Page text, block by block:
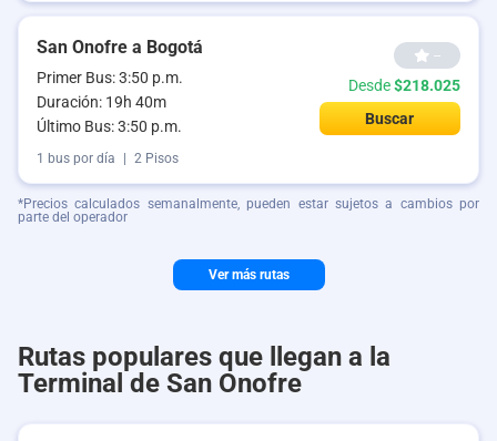
San Onofre a Bogotá
Primer Bus: 3:50 p.m.
Duración: 19h 40m
Último Bus: 3:50 p.m.
--
Desde$218.025
Buscar
1 bus por día 2 Pisos
*Precios calculados semanalmente, pueden estar sujetos a cambios por
parte del operador
Ver más rutas
Rutas populares que llegan a la
Terminal de San Onofre